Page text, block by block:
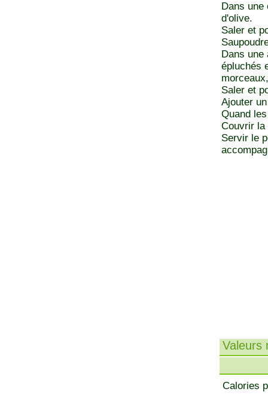
Dans une
d'olive.
Saler et
Dans
épluchés
Saler et
Ajouter
Quand
Couvrir la
Servir le
Valeurs
Calories